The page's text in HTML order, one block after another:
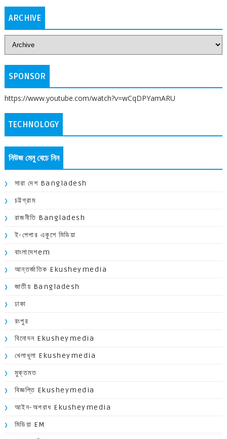
ARCHIVE
SPONSOR
https://www.youtube.com/watch?v=wCqDPYamARU
TECHNOLOGY
নিউজ মেনু বেচে নিন
সারা দেশ Bangladesh
চট্টগ্রাম
রাজনীতি Bangladesh
ই-পেপার একুশে মিডিয়া
বাংলাদেশem
আন্তর্জাতিক Ekusheymedia
জাতীয় Bangladesh
ঢাকা
রংপুর
বিনোদন Ekusheymedia
খেলাধূলা Ekusheymedia
মুক্তমত
বিজ্ঞপ্তি Ekusheymedia
আইন-অপরাধ Ekusheymedia
মিডিয়া EM